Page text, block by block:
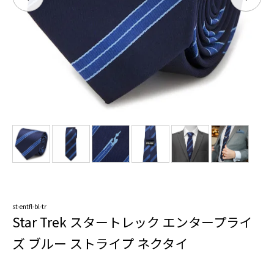
st-entfl-bl-tr
Star Trek スタートレック エンタープライ
ズ ブルー ストライプ ネクタイ